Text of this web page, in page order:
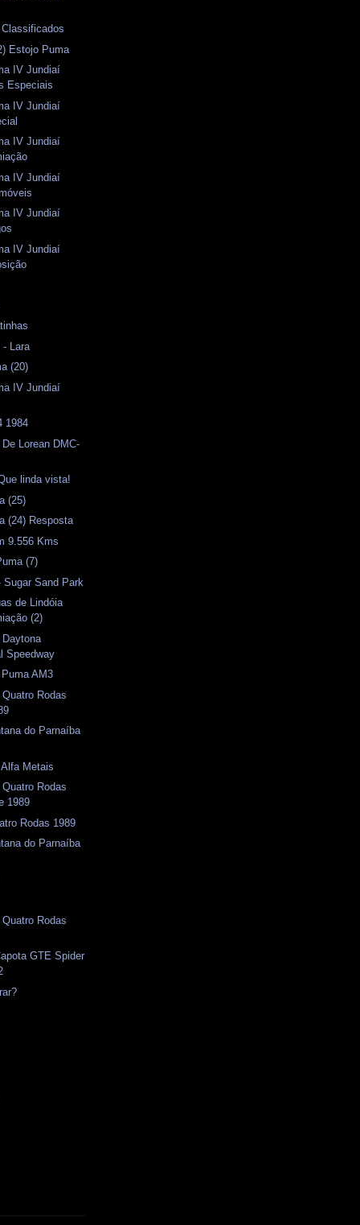
Estojo Puma
IV Jundiaí
Especiais
IV Jundiaí
IV Jundiaí
IV Jundiaí
IV Jundiaí
IV Jundiaí
- Lara
(20)
IV Jundiaí
1984
Lorean DMC-
linda vista!
(25)
(24) Resposta
9.556 Kms
(7)
Sugar Sand Park
de Lindóia
(2)
Daytona
Speedway
AM3
Rodas
do Parnaíba
Metais
Rodas
1989
Rodas 1989
do Parnaíba
Rodas
GTE Spider